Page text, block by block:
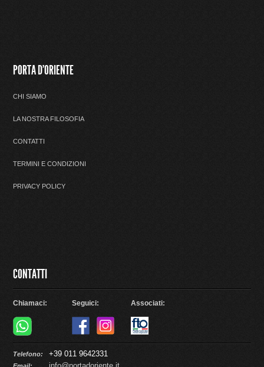
PORTA D'ORIENTE
CHI SIAMO
LA NOSTRA FILOSOFIA
CONTATTI
TERMINI E CONDIZIONI
PRIVACY POLICY
CONTATTI
Chiamaci: Seguici: Associati:
Telefono: +39 011 9642331